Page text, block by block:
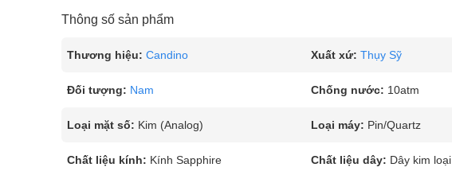
Thông số sản phẩm
Thương hiệu: Candino Xuất xứ: Thụy Sỹ
Đối tượng: Nam Chống nước: 10atm
Loại mặt số: Kim (Analog) Loại máy: Pin/Quartz
Chất liệu kính: Kính Sapphire Chất liệu dây: Dây kim loại